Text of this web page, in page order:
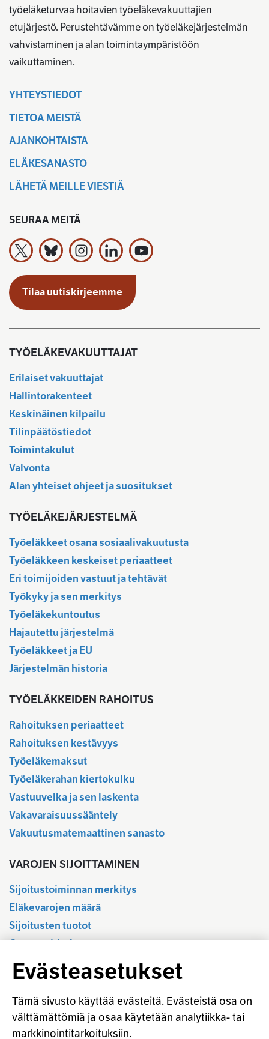
työeläketurvaa hoitavien työeläkevakuuttajien
etujärjestö. Perustehtävämme on työeläkejärjestelmän
vahvistaminen ja alan toimintaympäristöön
vaikuttaminen.
YHTEYSTIEDOT
TIETOA MEISTÄ
AJANKOHTAISTA
ELÄKESANASTO
LÄHETÄ MEILLE VIESTIÄ
SEURAA MEITÄ
Työeläkevakuuttajat TELA ry X:ssä
Työeläkevakuuttajat TELA ry Bluesky:ssa
Työeläkevakuuttajat TELA ry
Työeläkevakuuttajat TELA ry
Työeläkevakuuttajat TELA ry
Tilaa uutiskirjeemme
TYÖELÄKEVAKUUTTAJAT
Erilaiset vakuuttajat
Hallintorakenteet
Keskinäinen kilpailu
Tilinpäätöstiedot
Toimintakulut
Valvonta
Alan yhteiset ohjeet ja suositukset
TYÖELÄKEJÄRJESTELMÄ
Työeläkkeet osana sosiaalivakuutusta
Työeläkkeen keskeiset periaatteet
Eri toimijoiden vastuut ja tehtävät
Työkyky ja sen merkitys
Työeläkekuntoutus
Hajautettu järjestelmä
Työeläkkeet ja EU
Järjestelmän historia
TYÖELÄKKEIDEN RAHOITUS
Rahoituksen periaatteet
Rahoituksen kestävyys
Työeläkemaksut
Työeläkerahan kiertokulku
Vastuuvelka ja sen laskenta
Vakavaraisuussääntely
Vakuutusmatemaattinen sanasto
VAROJEN SIJOITTAMINEN
Sijoitustoiminnan merkitys
Eläkevarojen määrä
Sijoitusten tuotot
Osavuositiedot
Tilastotietokanta
Sijoitustoiminnan sääntely
Vastuullinen sijoittaminen
Sijoitussanasto
Osaketuoton ennakointi
Evästeasetukset
Tämä sivusto käyttää evästeitä. Evästeistä osa on
välttämättömiä ja osaa käytetään analytiikka- tai
markkinointitarkoituksiin.